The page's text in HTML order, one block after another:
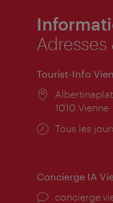
Tourist-Info
Lieu:
1010 Vienne
Horaires
Tous les
Concierge IA
Ort: